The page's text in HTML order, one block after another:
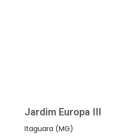
Jardim Europa III
Itaguara (MG)